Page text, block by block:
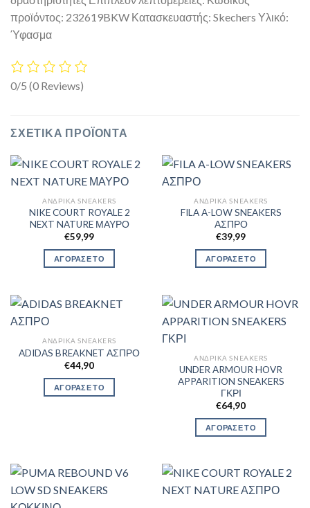
προϊόντος: 232619BKW Κατασκευαστής: Skechers Υλικό:
Ύφασμα
0/5 (0 Reviews)
ΣΧΕΤΙΚΆ ΠΡΟΪΌΝΤΑ
ΑΝΔΡΙΚΆ SNEAKERS
NIKE COURT ROYALE 2
NEXT NATURE ΜΑΥΡΟ
€59,99
ΑΓΟΡΑΣΕ ΤΟ
ΑΝΔΡΙΚΆ SNEAKERS
FILA A-LOW SNEAKERS
ΑΣΠΡΟ
€39,99
ΑΓΟΡΑΣΕ ΤΟ
ΑΝΔΡΙΚΆ SNEAKERS
ADIDAS BREAKNET ΑΣΠΡΟ
€44,90
ΑΓΟΡΑΣΕ ΤΟ
ΑΝΔΡΙΚΆ SNEAKERS
UNDER ARMOUR HOVR
APPARITION SNEAKERS
ΓΚΡΙ
€64,90
ΑΓΟΡΑΣΕ ΤΟ